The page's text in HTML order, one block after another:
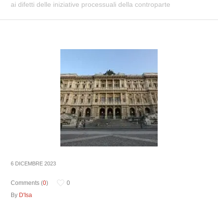
ai difetti delle iniziative processuali della controparte
6 DICEMBRE 2023
Comments (0)
0
By D'Isa